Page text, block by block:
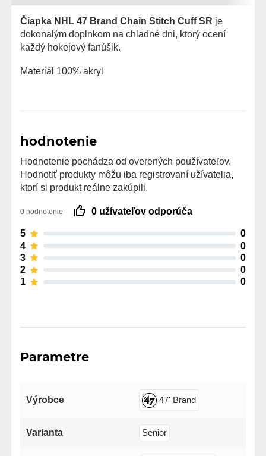
Čiapka NHL 47 Brand Chain Stitch Cuff SR je
dokonalým doplnkom na chladné dni, ktorý ocení
každý hokejový fanúšik.
Materiál 100% akryl
hodnotenie
Hodnotenie pochádza od overených používateľov.
Hodnotiť produkty môžu iba registrovaní užívatelia,
ktorí si produkt reálne zakúpili.
0 hodnotenie 0 užívateľov odporúča
5
0
4
0
3
0
2
0
1
0
Parametre
Výrobce 47' Brand
Varianta Senior